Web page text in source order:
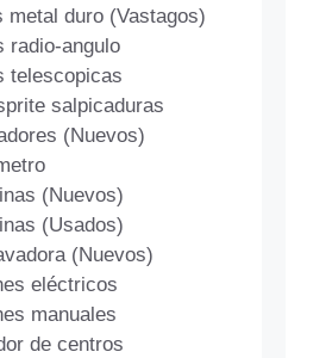
metal duro (Vastagos)
radio-angulo
telescopicas
salpicaduras
(Nuevos)
(Nuevos)
(Usados)
(Nuevos)
eléctricos
manuales
de centros